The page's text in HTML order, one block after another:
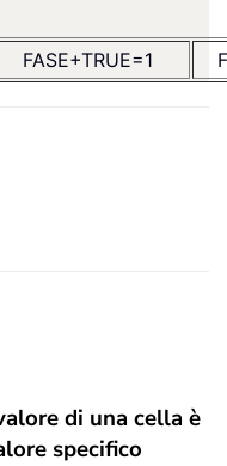
FASE+TRUE=1
di una cella è
specifico